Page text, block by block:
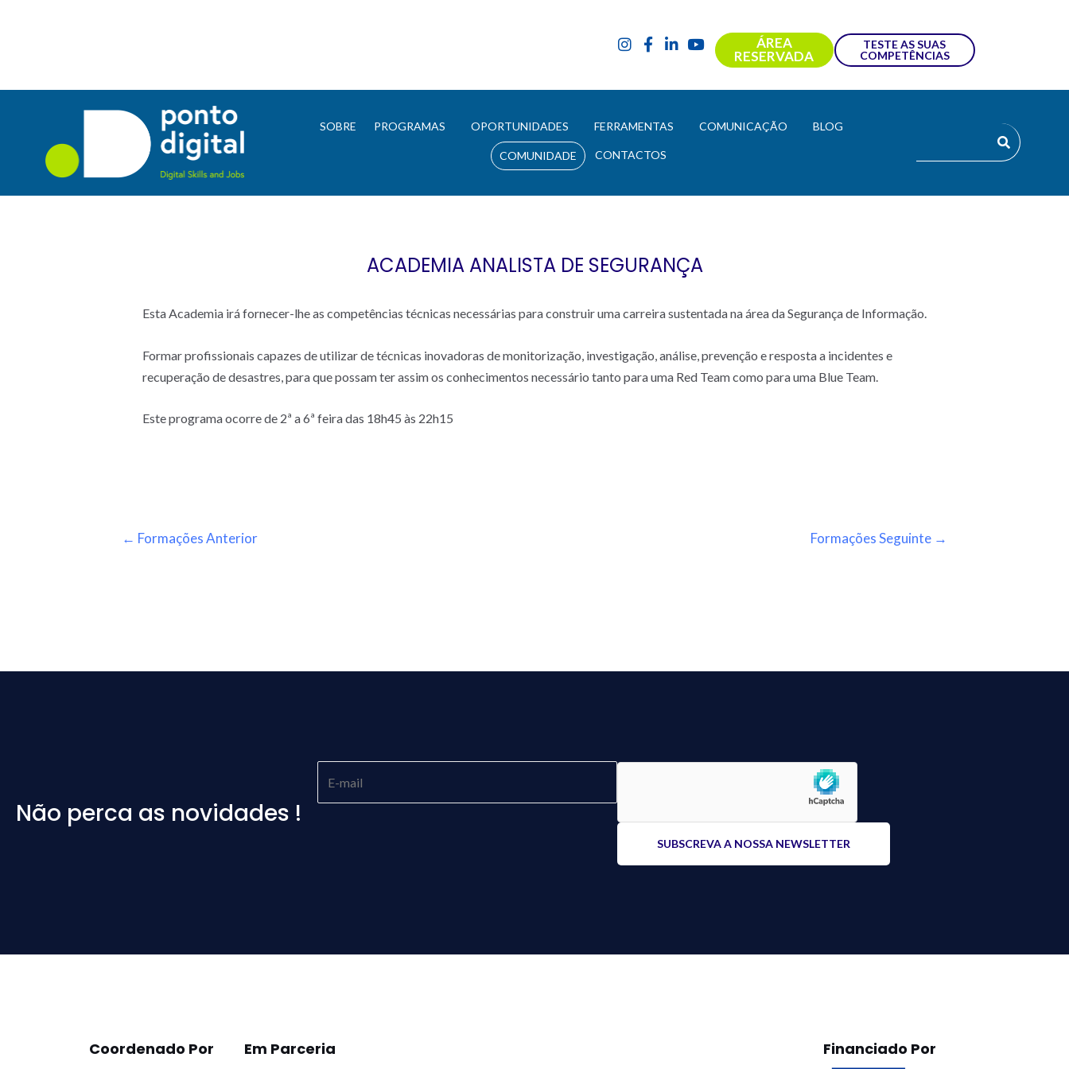
ÁREA
RESERVADA
TESTE AS SUAS
COMPETÊNCIAS
SOBRE PROGRAMAS OPORTUNIDADES FERRAMENTAS COMUNICAÇÃO BLOG
COMUNIDADE CONTACTOS
ACADEMIA ANALISTA DE SEGURANÇA
Esta Academia irá fornecer-lhe as competências técnicas necessárias para construir uma carreira sustentada na área da Segurança de Informação.
Formar profissionais capazes de utilizar de técnicas inovadoras de monitorização, investigação, análise, prevenção e resposta a incidentes e
recuperação de desastres, para que possam ter assim os conhecimentos necessário tanto para uma Red Team como para uma Blue Team.
Este programa ocorre de 2ª a 6ª feira das 18h45 às 22h15
← Formações Anterior Formações Seguinte →
Não perca as novidades !
Coordenado Por Em Parceria Financiado Por